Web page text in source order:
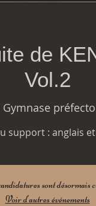
de
Vol.2
Gymnase
support : anglais
sont désormais
Voir d'autres événements